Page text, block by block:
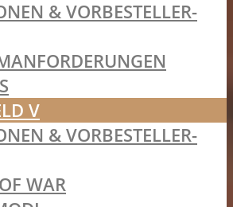
& VORBESTELLER-
V
& VORBESTELLER-
WAR